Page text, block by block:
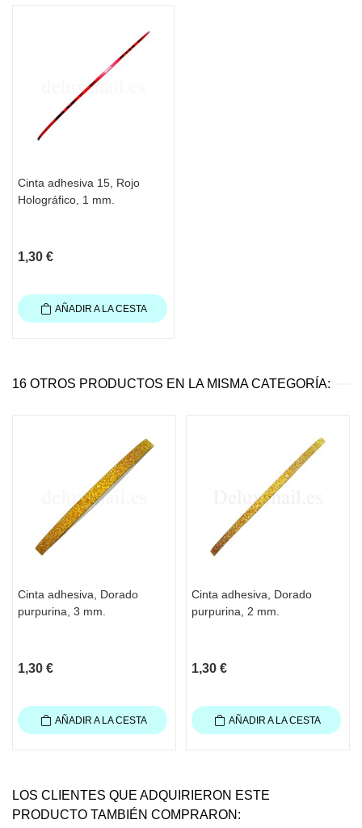
Cinta adhesiva 15, Rojo
Holográfico, 1 mm.
1,30 €
AÑADIR A LA CESTA
16 OTROS PRODUCTOS EN LA MISMA CATEGORÍA:
Cinta adhesiva, Dorado
purpurina, 3 mm.
1,30 €
AÑADIR A LA CESTA
Cinta adhesiva, Dorado
purpurina, 2 mm.
1,30 €
AÑADIR A LA CESTA
LOS CLIENTES QUE ADQUIRIERON ESTE
PRODUCTO TAMBIÉN COMPRARON: